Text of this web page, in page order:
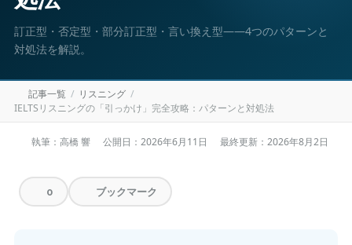
訂正型・否定型・部分訂正型・言い換え型——4つのパターンと
対処法を解説。
記事一覧
リスニング
IELTSリスニングの「引っかけ」完全攻略：パターンと対処法
執筆：高橋 響 公開日： 2026年6月11日 最終更新： 2026年8月2日
0 ブックマーク